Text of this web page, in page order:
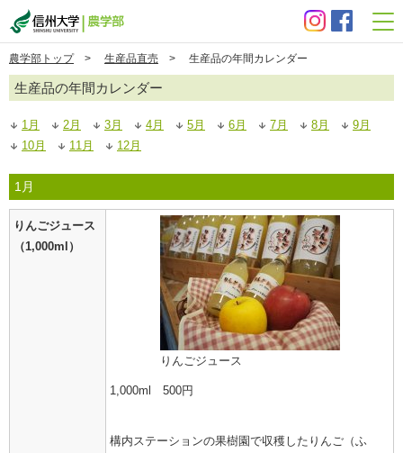
農学部トップ> 生産品直売 > 生産品の年間カレンダー
生産品の年間カレンダー
1月 2月 3月 4月 5月 6月 7月 8月
9月
10月
11月 12月
1月
りんごジュース
（1,000ml）
りんごジュース
1,000ml 500円
構内ステーションの果樹園で収穫したりんご（ふ